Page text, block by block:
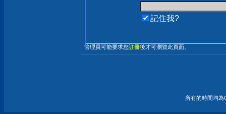
記住我?
管理員可能要求您註冊後才可瀏覽此頁面。
所有的時間均為